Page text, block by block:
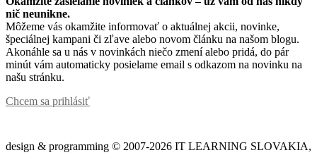
nič neunikne.
Môžeme vás okamžite informovať o aktuálnej akcii, novinke,
špeciálnej kampani či zľave alebo novom článku na našom blogu.
Akonáhle sa u nás v novinkách niečo zmení alebo pridá, do pár
minút vám automaticky posielame email s odkazom na novinku na
našu stránku.
Chcem sa prihlásiť
design & programming © 2007-2026 IT LEARNING SLOVAKIA,